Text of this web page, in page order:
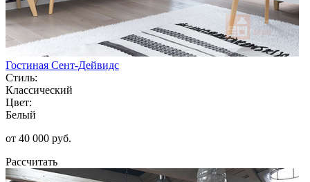
Гостиная Сент-Дейвидс
Стиль:
Классический
Цвет:
Белый
от 40 000 руб.
Рассчитать